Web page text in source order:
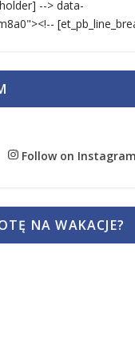
--> data-
Follow on Instagram
NA WAKACJE?